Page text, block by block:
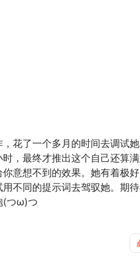
花了一个多月的时间去调试
时，最终才推出这个自己还
意想不到的效果。她有着极
不同的提示词去驾驭她。期
(つω)つ
缀的模型为主模型，定位是
缀的模型是一个特别的版的